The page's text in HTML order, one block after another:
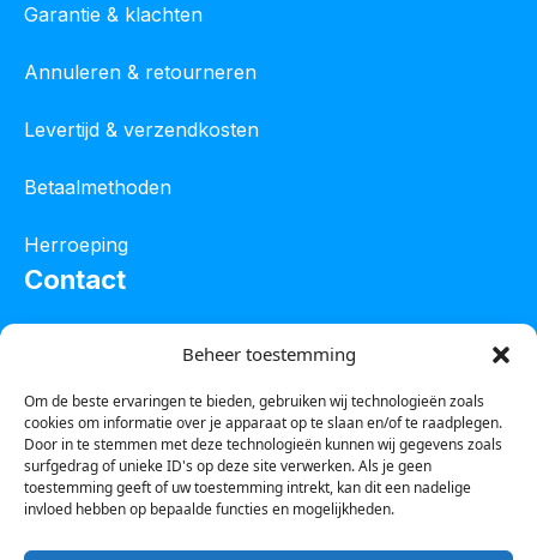
Beheer toestemming
Om de beste ervaringen te bieden, gebruiken wij technologieën zoals
cookies om informatie over je apparaat op te slaan en/of te raadplegen.
Door in te stemmen met deze technologieën kunnen wij gegevens zoals
surfgedrag of unieke ID's op deze site verwerken. Als je geen
toestemming geeft of uw toestemming intrekt, kan dit een nadelige
invloed hebben op bepaalde functies en mogelijkheden.
Garantie & klachten
Annuleren & retourneren
Levertijd & verzendkosten
Betaalmethoden
Herroeping
Contact
Tel :0850601800
Whatsapp : 0623388306